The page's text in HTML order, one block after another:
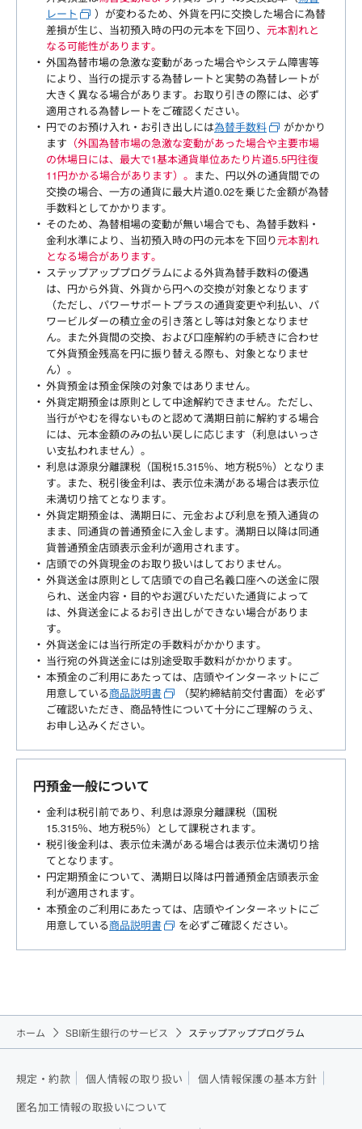
レート
）が変わるため、外貨を円に交換した場合に為替
差損が生じ、当初預入時の円の元本を下回り、 元本割れと
なる可能性があります。
外国為替市場の急激な変動があった場合やシステム障害等
により、当行の提示する為替レートと実勢の為替レートが
大きく異なる場合があります。お取り引きの際には、必ず
適用される為替レートをご確認ください。
円でのお預け入れ・お引き出しには為替手数料
がかかり
ます （外国為替市場の急激な変動があった場合や主要市場
の休場日には、最大で1基本通貨単位あたり片道5.5円往復
11円かかる場合があります）。 また、円以外の通貨間での
交換の場合、一方の通貨に最大片道0.02を乗じた金額が為替
手数料としてかかります。
そのため、為替相場の変動が無い場合でも、為替手数料・
金利水準により、当初預入時の円の元本を下回り元本割れ
となる場合があります。
ステップアッププログラムによる外貨為替手数料の優遇
は、円から外貨、外貨から円への交換が対象となります
（ただし、パワーサポートプラスの通貨変更や利払い、パ
ワービルダーの積立金の引き落とし等は対象となりませ
ん。また外貨間の交換、および口座解約の手続きに合わせ
て外貨預金残高を円に振り替える際も、対象となりませ
ん）。
外貨預金は預金保険の対象ではありません。
外貨定期預金は原則として中途解約できません。ただし、
当行がやむを得ないものと認めて満期日前に解約する場合
には、元本金額のみの払い戻しに応じます（利息はいっさ
い支払われません）。
利息は源泉分離課税（国税15.315％、地方税5％）となりま
す。また、税引後金利は、表示位未満がある場合は表示位
未満切り捨てとなります。
外貨定期預金は、満期日に、元金および利息を預入通貨の
まま、同通貨の普通預金に入金します。満期日以降は同通
貨普通預金店頭表示金利が適用されます。
店頭での外貨現金のお取り扱いはしておりません。
外貨送金は原則として店頭での自己名義口座への送金に限
られ、送金内容・目的やお選びいただいた通貨によって
は、外貨送金によるお引き出しができない場合がありま
す。
外貨送金には当行所定の手数料がかかります。
当行宛の外貨送金には別途受取手数料がかかります。
本預金のご利用にあたっては、店頭やインターネットにご
用意している商品説明書
（契約締結前交付書面）を必ず
ご確認いただき、商品特性について十分にご理解のうえ、
お申し込みください。
円預金一般について
金利は税引前であり、利息は源泉分離課税（国税
15.315％、地方税5％）として課税されます。
税引後金利は、表示位未満がある場合は表示位未満切り捨
てとなります。
円定期預金について、満期日以降は円普通預金店頭表示金
利が適用されます。
本預金のご利用にあたっては、店頭やインターネットにご
用意している商品説明書 を必ずご確認ください。
ホーム SBI新生銀行のサービス ステップアッププログラム
規定・約款 個人情報の取り扱い 個人情報保護の基本方針
匿名加工情報の取扱いについて